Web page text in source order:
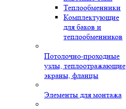
Теплообменники
Комплектующие
для баков и
теплообменников
Потолочно-проходные
узлы, теплоотражающие
экраны, фланцы
Элементы для монтажа